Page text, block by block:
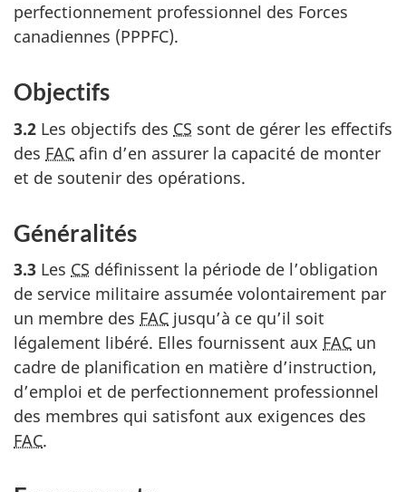
perfectionnement professionnel des Forces
canadiennes (PPPFC).
Objectifs
3.2 Les objectifs des CS sont de gérer les effectifs
des FAC afin d’en assurer la capacité de monter
et de soutenir des opérations.
Généralités
3.3 Les CS définissent la période de l’obligation
de service militaire assumée volontairement par
un membre des FAC jusqu’à ce qu’il soit
légalement libéré. Elles fournissent aux FAC un
cadre de planification en matière d’instruction,
d’emploi et de perfectionnement professionnel
des membres qui satisfont aux exigences des
FAC.